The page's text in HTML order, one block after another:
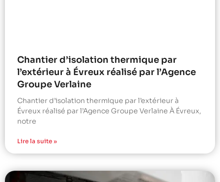
Chantier d’isolation thermique par
l’extérieur à Évreux réalisé par l’Agence
Groupe Verlaine
Chantier d’isolation thermique par l’extérieur à
Évreux réalisé par l’Agence Groupe Verlaine À Évreux,
notre
Lire la suite »